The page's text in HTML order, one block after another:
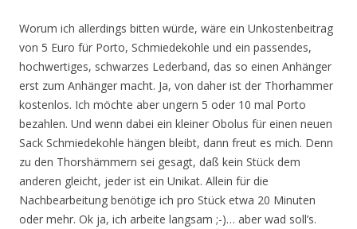
Worum ich allerdings bitten würde, wäre ein Unkostenbeitrag
von 5 Euro für Porto, Schmiedekohle und ein passendes,
hochwertiges, schwarzes Lederband, das so einen Anhänger
erst zum Anhänger macht. Ja, von daher ist der Thorhammer
kostenlos. Ich möchte aber ungern 5 oder 10 mal Porto
bezahlen. Und wenn dabei ein kleiner Obolus für einen neuen
Sack Schmiedekohle hängen bleibt, dann freut es mich. Denn
zu den Thorshämmern sei gesagt, daß kein Stück dem
anderen gleicht, jeder ist ein Unikat. Allein für die
Nachbearbeitung benötige ich pro Stück etwa 20 Minuten
oder mehr. Ok ja, ich arbeite langsam ;-)… aber wad soll’s.